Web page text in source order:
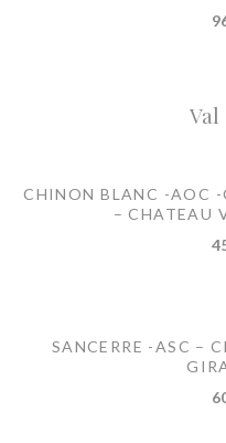
Val
CHINON BLANC -AOC -
– CHATEAU
SANCERRE -ASC –